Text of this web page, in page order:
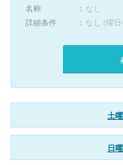
名称
なし
詳細条件
なし (曜
土
日